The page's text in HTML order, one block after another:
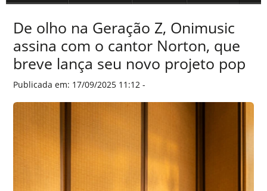
De olho na Geração Z, Onimusic
assina com o cantor Norton, que
breve lança seu novo projeto pop
Publicada em: 17/09/2025 11:12 -